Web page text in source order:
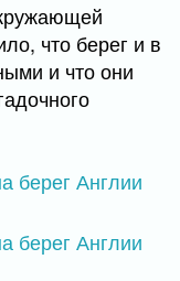
что берег и в
и что они